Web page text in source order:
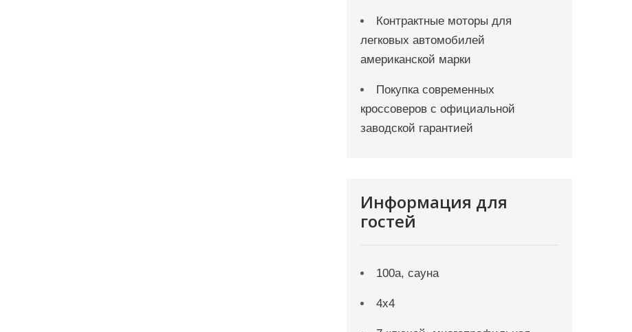
Контрактные моторы для
легковых автомобилей
американской марки
Покупка современных
кроссоверов с официальной
заводской гарантией
Информация для
гостей
100а, сауна
4х4